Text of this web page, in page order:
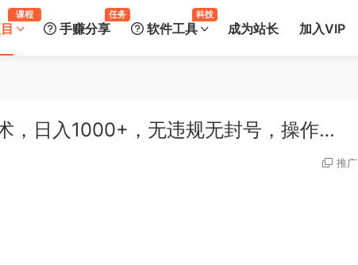
课程
手赚分享
任务
软件工具
科技
成为站长 加入VIP
，日入1000+，无违规无封号，操作…
推广